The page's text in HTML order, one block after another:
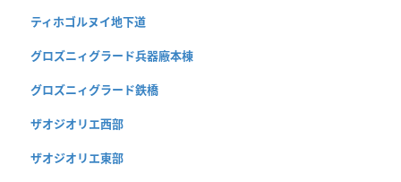
ティホゴルヌイ地下道
グロズニィグラード兵器廠本棟
グロズニィグラード鉄橋
ザオジオリエ西部
ザオジオリエ東部